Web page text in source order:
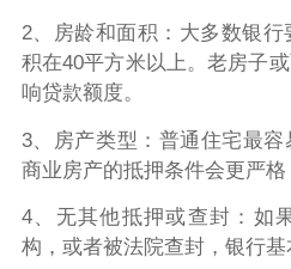
2、房龄和面积：大多数银
积在40平方米以上。老房子
响贷款额度。
3、房产类型：普通住宅最
商业房产的抵押条件会更严格
4、无其他抵押或查封：如
构，或者被法院查封，银行基